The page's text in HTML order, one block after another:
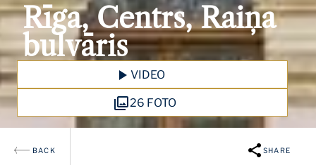
Rīga, Centrs, Raiņa
bulvāris
VIDEO
26 FOTO
BACK SHARE